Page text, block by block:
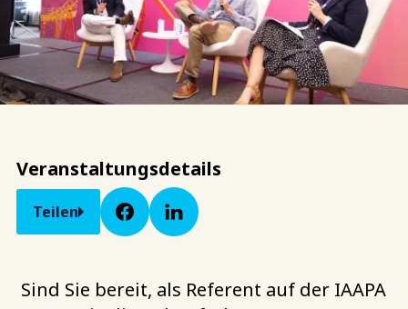
Veranstaltungsdetails
Teilen
Sind Sie bereit, als Referent auf der IAAPA